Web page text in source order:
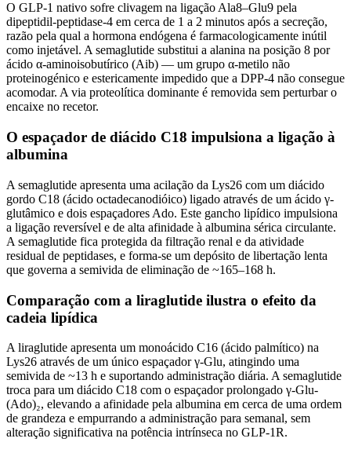
O GLP-1 nativo sofre clivagem na ligação Ala8–Glu9 pela
dipeptidil-peptidase-4 em cerca de 1 a 2 minutos após a secreção,
razão pela qual a hormona endógena é farmacologicamente inútil
como injetável. A semaglutide substitui a alanina na posição 8 por
ácido α-aminoisobutírico (Aib) — um grupo α-metilo não
proteinogénico e estericamente impedido que a DPP-4 não consegue
acomodar. A via proteolítica dominante é removida sem perturbar o
encaixe no recetor.
O espaçador de diácido C18 impulsiona a ligação à
albumina
A semaglutide apresenta uma acilação da Lys26 com um diácido
gordo C18 (ácido octadecanodióico) ligado através de um ácido γ-
glutâmico e dois espaçadores Ado. Este gancho lipídico impulsiona
a ligação reversível e de alta afinidade à albumina sérica circulante.
A semaglutide fica protegida da filtração renal e da atividade
residual de peptidases, e forma-se um depósito de libertação lenta
que governa a semivida de eliminação de ~165–168 h.
Comparação com a liraglutide ilustra o efeito da
cadeia lipídica
A liraglutide apresenta um monoácido C16 (ácido palmítico) na
Lys26 através de um único espaçador γ-Glu, atingindo uma
semivida de ~13 h e suportando administração diária. A semaglutide
troca para um diácido C18 com o espaçador prolongado γ-Glu-
(Ado)₂, elevando a afinidade pela albumina em cerca de uma ordem
de grandeza e empurrando a administração para semanal, sem
alteração significativa na potência intrínseca no GLP-1R.